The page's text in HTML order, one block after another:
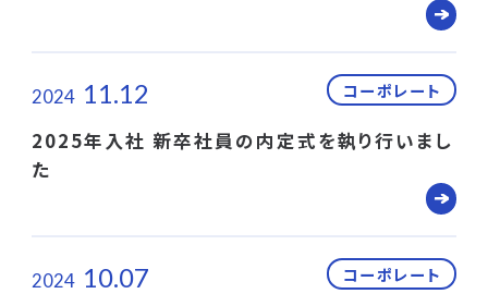
2024 11.12 コーポレート
2025年入社 新卒社員の内定式を執り行いまし
た
2024 10.07 コーポレート